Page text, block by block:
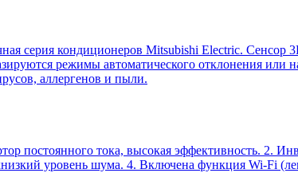
кондиционеров Mitsubishi Electric. Сенсор
режимы автоматического отклонения или
аллергенов и пыли.
постоянного тока, высокая эффективность. 2.
уровень шума. 4. Включена функция Wi-Fi